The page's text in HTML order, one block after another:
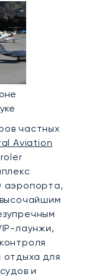
частных
Aviation
аэропорта,
лаунжи,
отдыха для
и